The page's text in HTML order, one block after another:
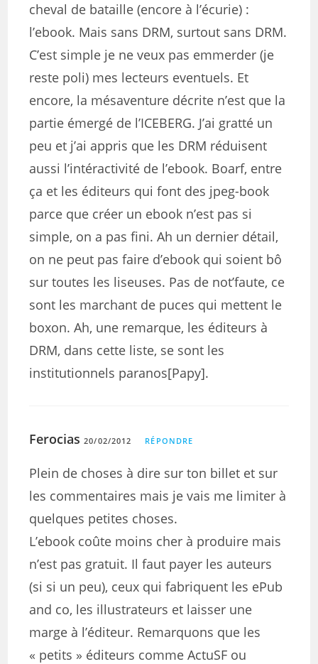
cheval de bataille (encore à l’écurie) :
l’ebook. Mais sans DRM, surtout sans DRM.
C’est simple je ne veux pas emmerder (je
reste poli) mes lecteurs eventuels. Et
encore, la mésaventure décrite n’est que la
partie émergé de l’ICEBERG. J’ai gratté un
peu et j’ai appris que les DRM réduisent
aussi l’intéractivité de l’ebook. Boarf, entre
ça et les éditeurs qui font des jpeg-book
parce que créer un ebook n’est pas si
simple, on a pas fini. Ah un dernier détail,
on ne peut pas faire d’ebook qui soient bô
sur toutes les liseuses. Pas de not’faute, ce
sont les marchant de puces qui mettent le
boxon. Ah, une remarque, les éditeurs à
DRM, dans cette liste, se sont les
institutionnels paranos[Papy].
Ferocias 20/02/2012 RÉPONDRE
Plein de choses à dire sur ton billet et sur
les commentaires mais je vais me limiter à
quelques petites choses.
L’ebook coûte moins cher à produire mais
n’est pas gratuit. Il faut payer les auteurs
(si si un peu), ceux qui fabriquent les ePub
and co, les illustrateurs et laisser une
marge à l’éditeur. Remarquons que les
« petits » éditeurs comme ActuSF ou